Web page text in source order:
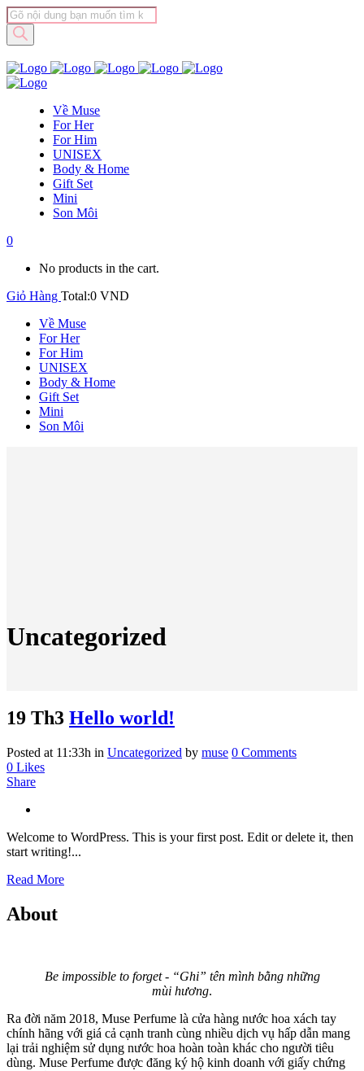
Tìm
kiếm
sản
Về Muse
For Her
For Him
UNISEX
Body & Home
Gift Set
Mini
Son Môi
0
No products in the cart.
Giỏ Hàng Total:0 VND
Về Muse
For Her
For Him
UNISEX
Body & Home
Gift Set
Mini
Son Môi
Uncategorized
19 Th3 Hello world!
Posted at 11:33h in Uncategorized by muse 0 Comments
0 Likes
Share
Welcome to WordPress. This is your first post. Edit or delete it, then
start writing!...
Read More
About
Be impossible to forget - “Ghi” tên mình bằng những
mùi hương.
Ra đời năm 2018, Muse Perfume là cửa hàng nước hoa xách tay
chính hãng với giá cả cạnh tranh cùng nhiều dịch vụ hấp dẫn mang
lại trải nghiệm sử dụng nước hoa hoàn toàn khác cho người tiêu
dùng. Muse Perfume được đăng ký hộ kinh doanh với giấy chứng